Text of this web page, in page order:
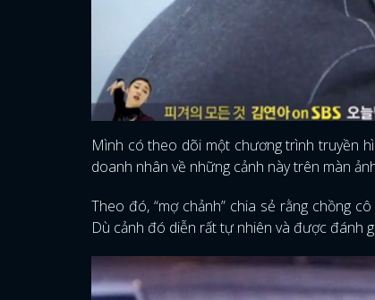
Mình có theo dõi một chương trình truyền
doanh nhân về những cảnh này trên màn
Theo đó, “mợ chảnh” chia sẻ rằng chồng
Dù cảnh đó diễn rất tự nhiên và được đánh